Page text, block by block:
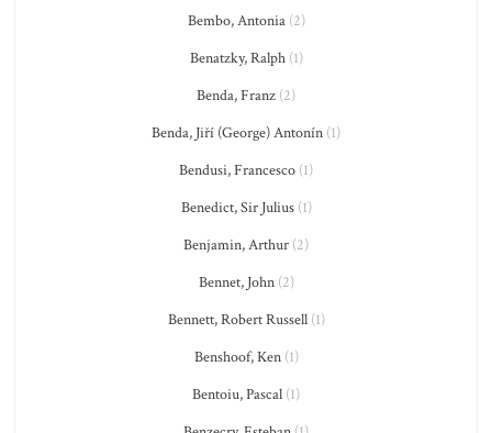
Bembo, Antonia(2)
Benatzky, Ralph(1)
Benda, Franz (2)
Benda, Jiří (George) Antonín (1)
Bendusi, Francesco (1)
Benedict, Sir Julius(1)
Benjamin, Arthur (2)
Bennet, John(2)
Bennett, Robert Russell(1)
Benshoof, Ken(1)
Bentoiu, Pascal (1)